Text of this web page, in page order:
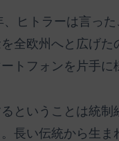
ヒトラーは言っ
全欧州へと広げ
トフォンを片手に
ということは統
長い伝統から生